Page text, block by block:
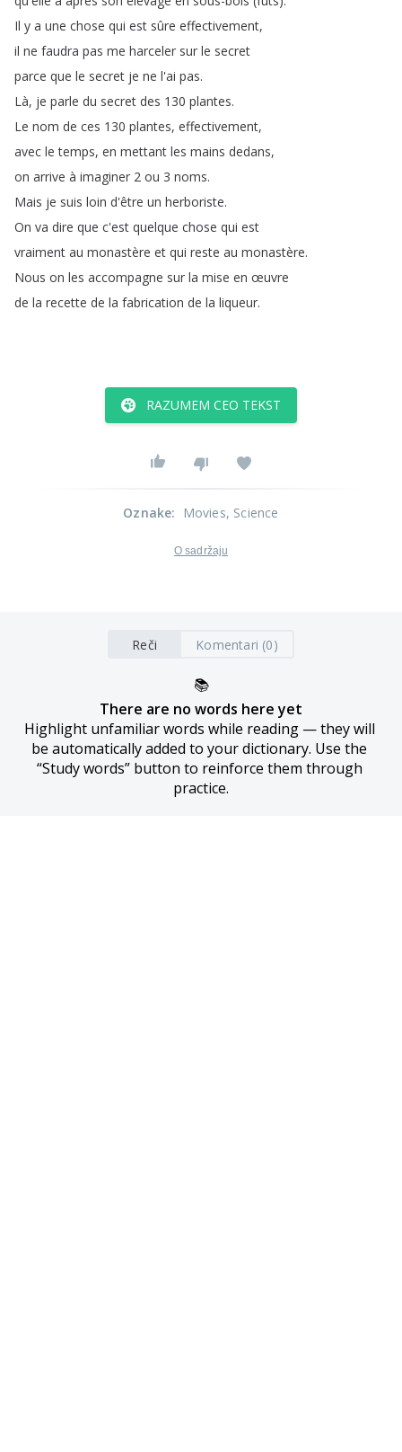
Il y a une chose qui est sûre effectivement,
il ne faudra pas me harceler sur le secret
parce que le secret je ne l'ai pas.
Là, je parle du secret des 130 plantes.
Le nom de ces 130 plantes, effectivement,
avec le temps, en mettant les mains dedans,
on arrive à imaginer 2 ou 3 noms.
Mais je suis loin d'être un herboriste.
On va dire que c'est quelque chose qui est
vraiment au monastère et qui reste au monastère.
Nous on les accompagne sur la mise en œuvre
de la recette de la fabrication de la liqueur.
RAZUMEM CEO TEKST
Oznake: Movies, Science
O sadržaju
Reči Komentari (0)
📚
There are no words here yet
Highlight unfamiliar words while reading — they will
be automatically added to your dictionary. Use the
“Study words” button to reinforce them through
practice.